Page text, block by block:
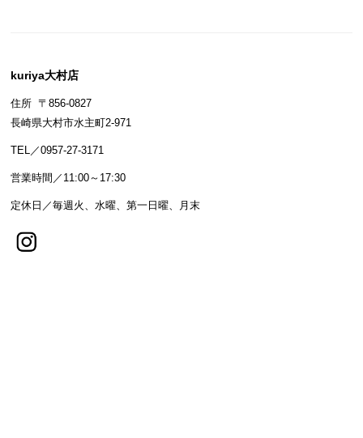
kuriya大村店
住所 〒856-0827
長崎県大村市水主町2-971
TEL／0957-27-3171
営業時間／11:00～17:30
定休日／毎週火、水曜、第一日曜、月末